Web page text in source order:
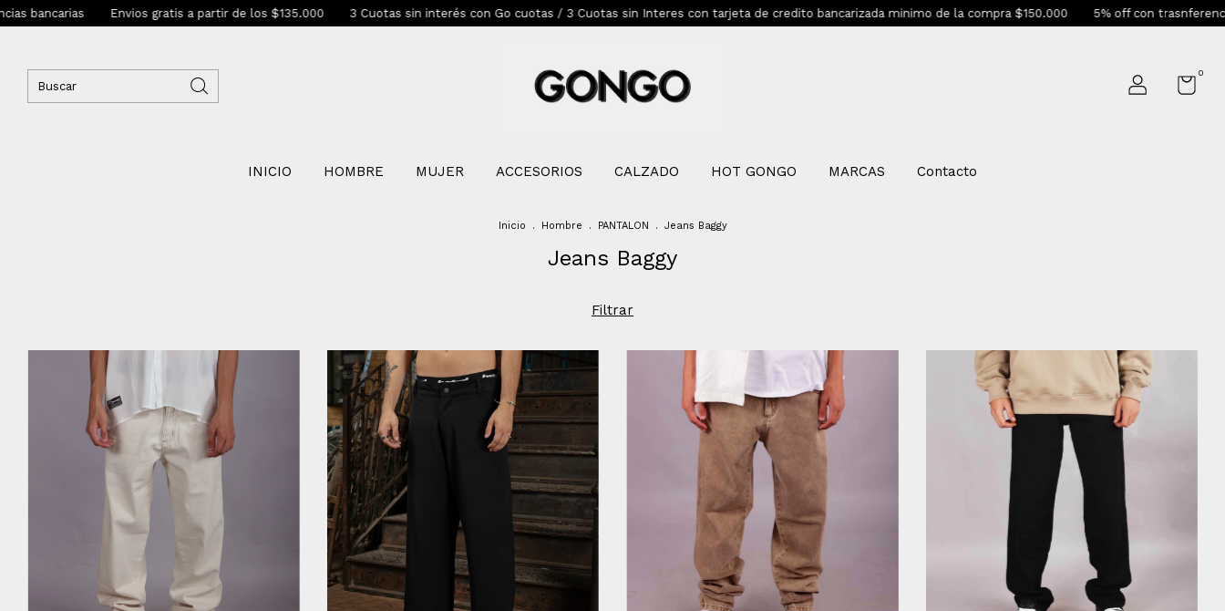
Envios gratis a partir de los $135.000 3 Cuotas sin interés con Go cuotas / 3 Cuotas sin Interes con tarjeta de credito bancarizada minimo de la compra $150.000 5% off con trasnferencias bancarias
0
INICIO HOMBRE MUJER ACCESORIOS CALZADO HOT GONGO MARCAS Contacto
Inicio . Hombre . PANTALON . Jeans Baggy
Jeans Baggy
Filtrar